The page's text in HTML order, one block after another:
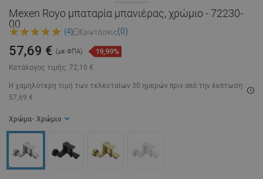
Mexen Royo μπαταρία μπανιέρας, χρώμιο - 72230-
00
(4) Ερωτήσεις(0)
Κατάλογος τιμής: 72,10 €
57,69 € (με ΦΠΑ) 19,99%
Η χαμηλότερη τιμή των τελευταίων 30 ημερών πριν από την έκπτωση:
57,69 €
Χρώμα - Χρώμιο